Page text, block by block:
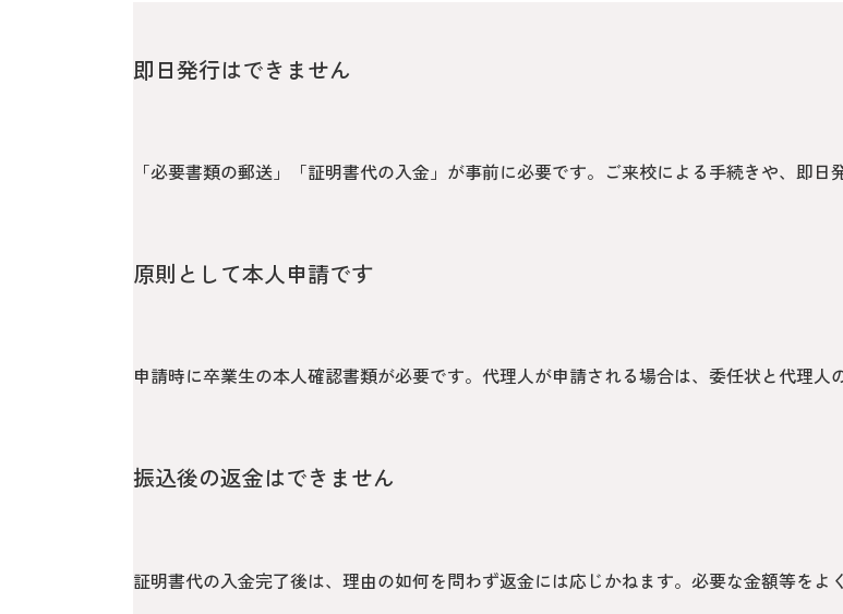
即日発行はできません
「必要書類の郵送」「証明書代の入金」が事前に必要です。ご来校による手続きや、即日
原則として本人申請です
申請時に卒業生の本人確認書類が必要です。代理人が申請される場合は、委任状と代理人
振込後の返金はできません
証明書代の入金完了後は、理由の如何を問わず返金には応じかねます。必要な金額等をよ